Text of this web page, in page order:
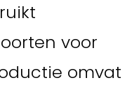
voor
omvat